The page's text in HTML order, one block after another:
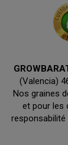
(Valencia)
Nos graines
et pour les
responsabilité